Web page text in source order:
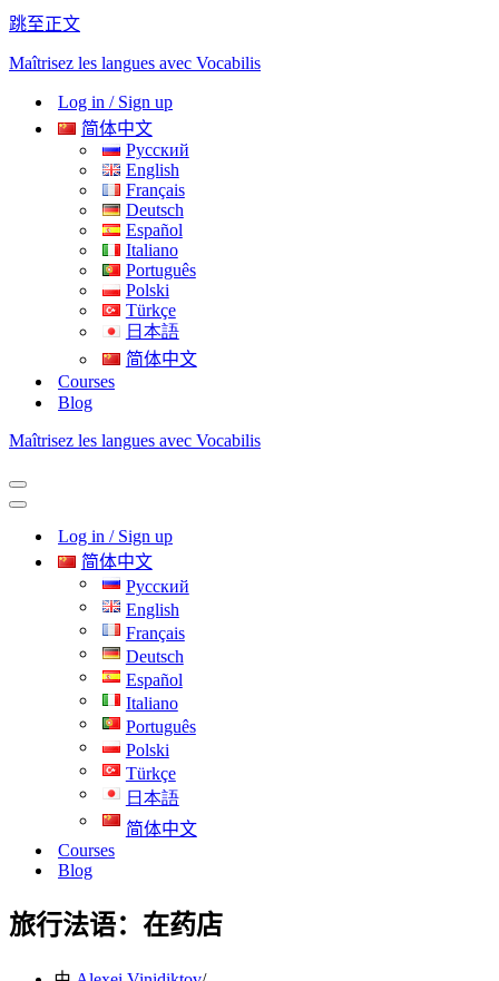
跳至正文
Maîtrisez les langues avec Vocabilis
Log in / Sign up
简体中文
Русский
English
Français
Deutsch
Español
Italiano
Português
Polski
Türkçe
日本語
简体中文
Courses
Blog
Maîtrisez les langues avec Vocabilis
Log in / Sign up
简体中文
Русский
English
Français
Deutsch
Español
Italiano
Português
Polski
Türkçe
日本語
简体中文
Courses
Blog
旅行法语：在药店